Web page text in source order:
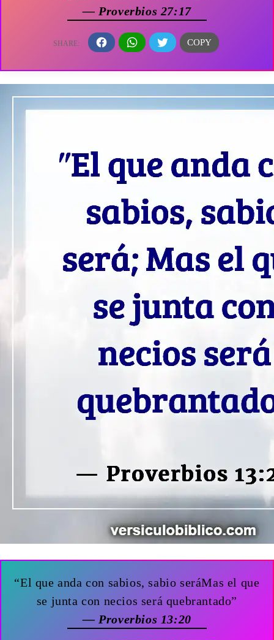
— Proverbios 27:17
“El que anda con sabios, sabio seráMas el que
se junta con necios será quebrantado”
— Proverbios 13:20